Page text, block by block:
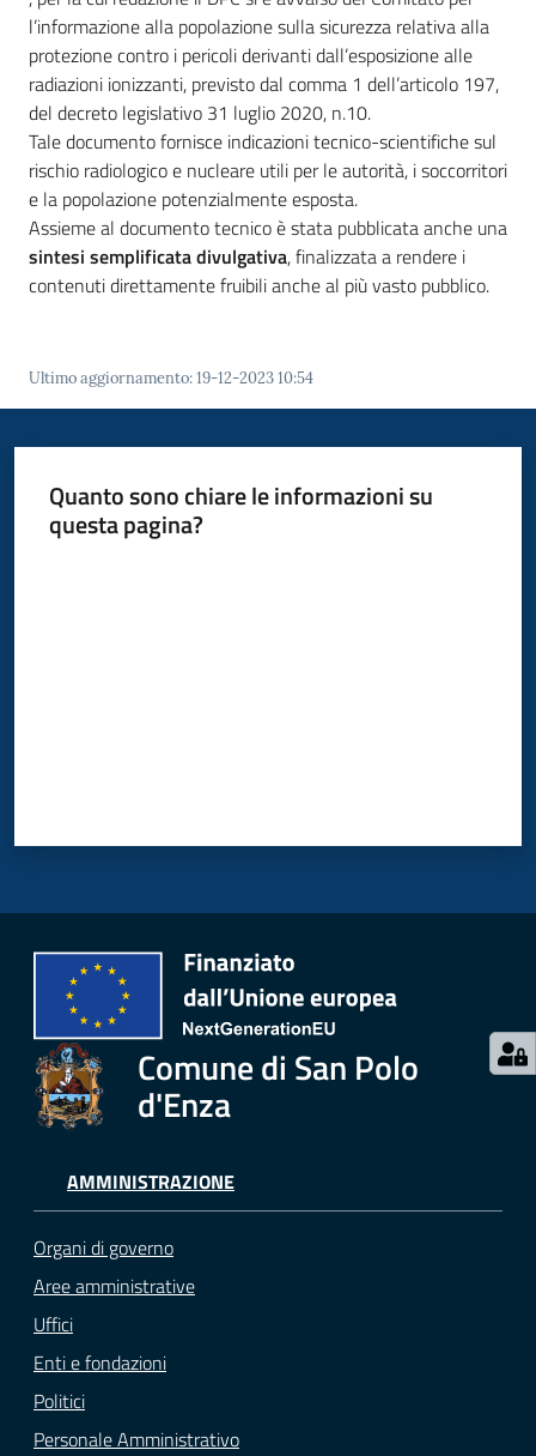
l
b
o
PagoPA
PNRR
Tutti
gli
su
l’informazione alla popolazione sulla sicurezza relativa alla
protezione contro i pericoli derivanti dall’esposizione alle
radiazioni ionizzanti, previsto dal comma 1 dell’articolo 197,
del decreto legislativo 31 luglio 2020, n.10.
Tale documento fornisce indicazioni tecnico-scientifiche sul
rischio radiologico e nucleare utili per le autorità, i soccorritori
e la popolazione potenzialmente esposta.
Assieme al documento tecnico è stata pubblicata anche una
sintesi semplificata divulgativa, finalizzata a rendere i
contenuti direttamente fruibili anche al più vasto pubblico.
Ultimo aggiornamento:19-12-2023 10:54
Quanto sono chiare le informazioni su
questa pagina?
Comune di San Polo
d'Enza
AMMINISTRAZIONE
Organi di governo
Aree amministrative
Uffici
Enti e fondazioni
Politici
Personale Amministrativo